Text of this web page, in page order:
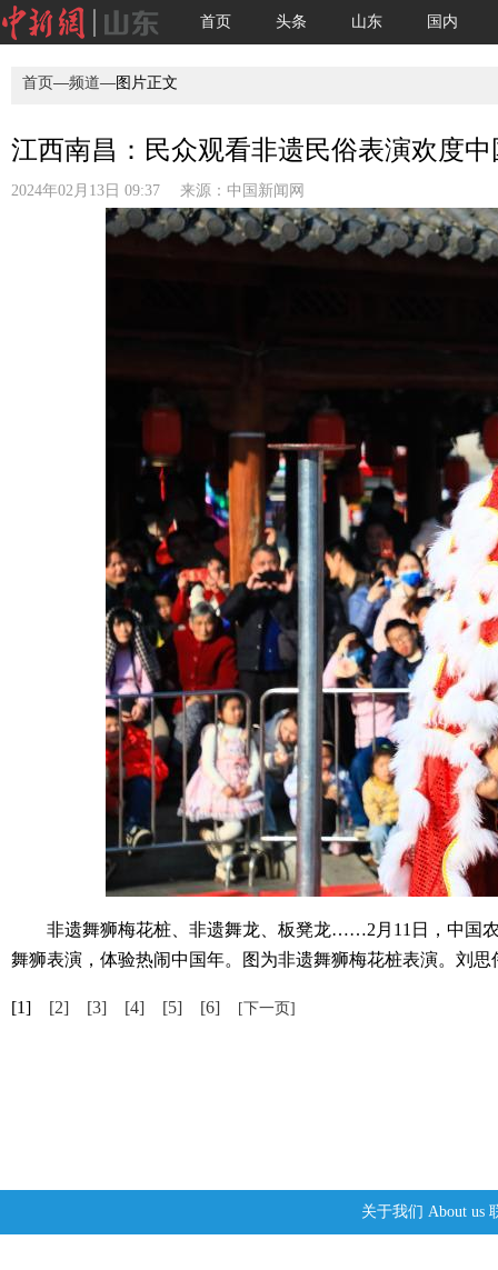
首页 头条 山东 国内
首页—频道—图片正文
江西南昌：民众观看非遗民俗表演欢度中
2024年02月13日 09:37 来源： 中国新闻网
非遗舞狮梅花桩、非遗舞龙、板凳龙……2月11日，中国农
舞狮表演，体验热闹中国年。图为非遗舞狮梅花桩表演。刘思
[1] [2] [3] [4] [5] [6] [下一页]
关于我们 About us